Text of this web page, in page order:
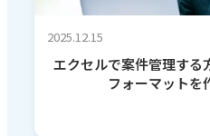
2025.12.15
エクセルで案件管理する
フォーマットを